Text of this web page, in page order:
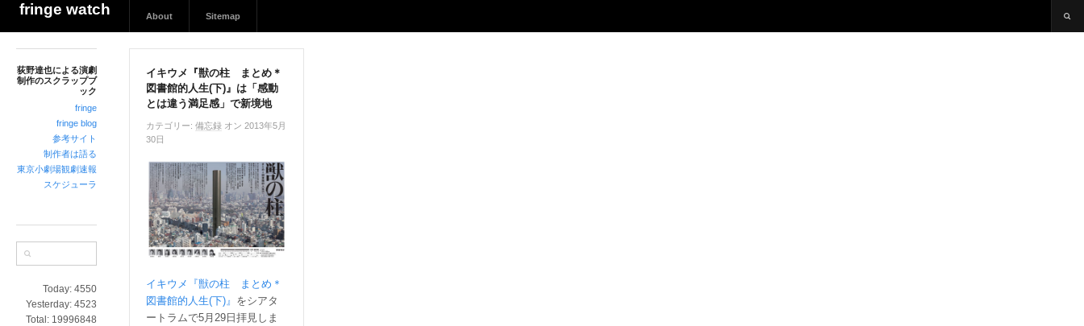
fringe watch About Sitemap
荻野達也による演劇
制作のスクラップブ
ック
fringe
fringe blog
参考サイト
制作者は語る
東京小劇場観劇速報
スケジューラ
Today: 4550
Yesterday: 4523
Total: 19996848
イキウメ『獣の柱 まとめ＊
図書館的人生(下)』は「感動
とは違う満足感」で新境地
カテゴリー: 備忘録 オン 2013年5月
30日
イキウメ『獣の柱 まとめ＊
図書館的人生(下)』 をシアタ
ートラムで5月29日拝見しま